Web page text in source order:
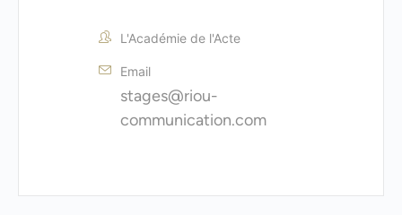
L'Académie de l'Acte
Email
stages@riou-
communication.com